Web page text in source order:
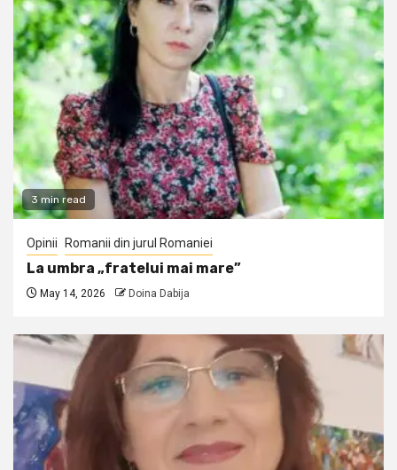
3 min read
Opinii Romanii din jurul Romaniei
La umbra „fratelui mai mare”
May 14, 2026 Doina Dabija